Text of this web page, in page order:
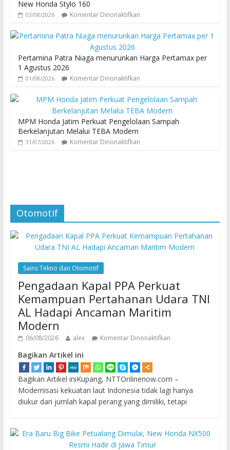
New Honda Stylo 160
03/08/2026 Komentar Dinonaktifkan
Pertamina Patra Niaga menurunkan Harga Pertamax per
1 Agustus 2026
01/08/2026 Komentar Dinonaktifkan
MPM Honda Jatim Perkuat Pengelolaan Sampah
Berkelanjutan Melalui TEBA Modern
31/07/2026 Komentar Dinonaktifkan
Otomotif
Sains Tekno dan Otomotif
Pengadaan Kapal PPA Perkuat
Kemampuan Pertahanan Udara TNI
AL Hadapi Ancaman Maritim
Modern
06/08/2026 alex Komentar Dinonaktifkan
Bagikan Artikel ini
Bagikan Artikel iniKupang, NTTOnlinenow.com –
Modernisasi kekuatan laut Indonesia tidak lagi hanya
diukur dari jumlah kapal perang yang dimiliki, tetapi